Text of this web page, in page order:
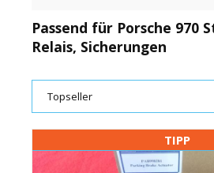
Passend für Porsche 970
Relais, Sicherungen
TIPP